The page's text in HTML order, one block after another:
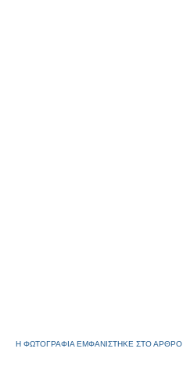
Η ΦΩΤΟΓΡΑΦΙΑ ΕΜΦΑΝΙΣΤΗΚΕ ΣΤΟ ΑΡΘΡΟ